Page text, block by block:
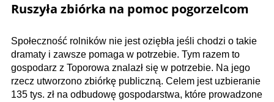
Ruszyła zbiórka na pomoc pogorzelcom
Społeczność rolników nie jest oziębła jeśli chodzi o takie
dramaty i zawsze pomaga w potrzebie. Tym razem to
gospodarz z Toporowa znalazł się w potrzebie. Na jego
rzecz utworzono zbiórkę publiczną. Celem jest uzbieranie
135 tys. zł na odbudowę gospodarstwa, które prowadzone